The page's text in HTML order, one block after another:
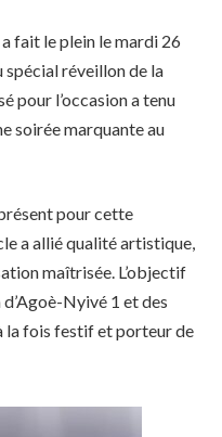
fait le plein le mardi 26
réveillon de la
pour l’occasion a tenu
soirée marquante au
pour cette
a allié qualité artistique,
maîtrisée. L’objectif
Nyivé 1 et des
la fois festif et porteur de